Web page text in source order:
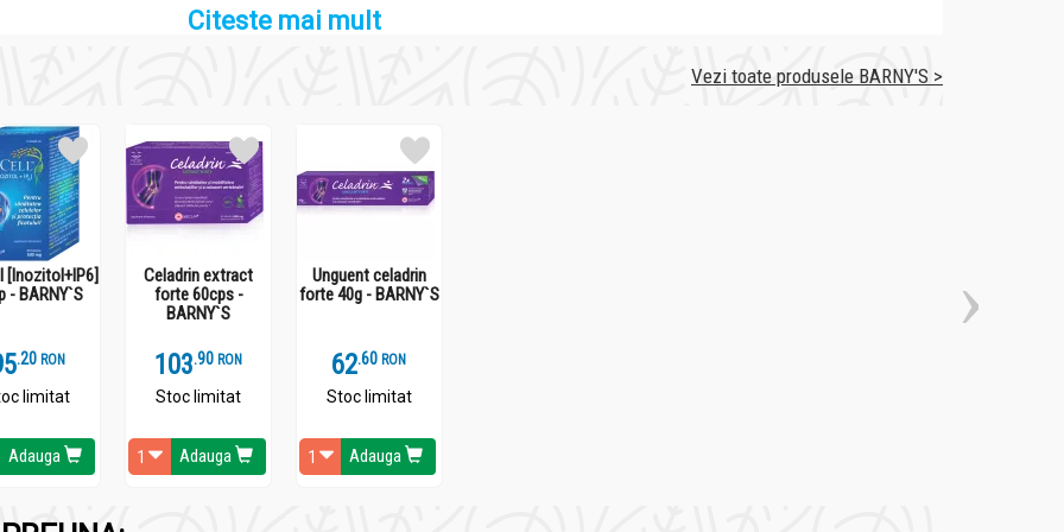
unui somn de calitate (Valeriana, Lactium®);
Roinita, Lactium®);
Hypnox® DuoMAX in urmatoarele cazuri, ca adjuvant:
Citeste mai mult
Vezi toate produsele BARNY'S >
[Inozitol+IP6]
- BARNY`S
.2 RON
limitat
Adauga
Celadrin extract
forte 60cps -
BARNY`S
103.9 RON
Stoc limitat
Adauga
Unguent celadrin
forte 40g - BARNY`S
62.6 RON
Stoc limitat
Adauga